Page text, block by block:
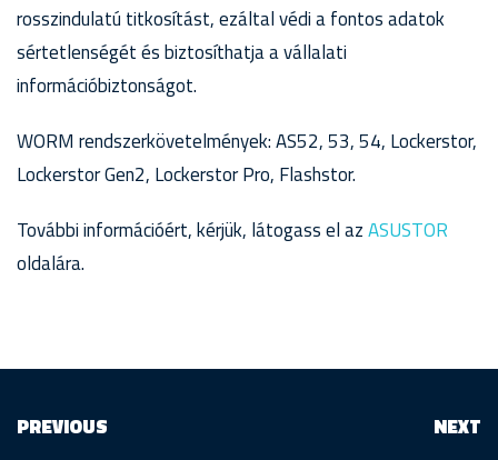
rosszindulatú titkosítást, ezáltal védi a fontos adatok
sértetlenségét és biztosíthatja a vállalati
információbiztonságot.
WORM rendszerkövetelmények: AS52, 53, 54, Lockerstor,
Lockerstor Gen2, Lockerstor Pro, Flashstor.
További információért, kérjük, látogass el azASUSTOR
oldalára.
PREVIOUS NEXT